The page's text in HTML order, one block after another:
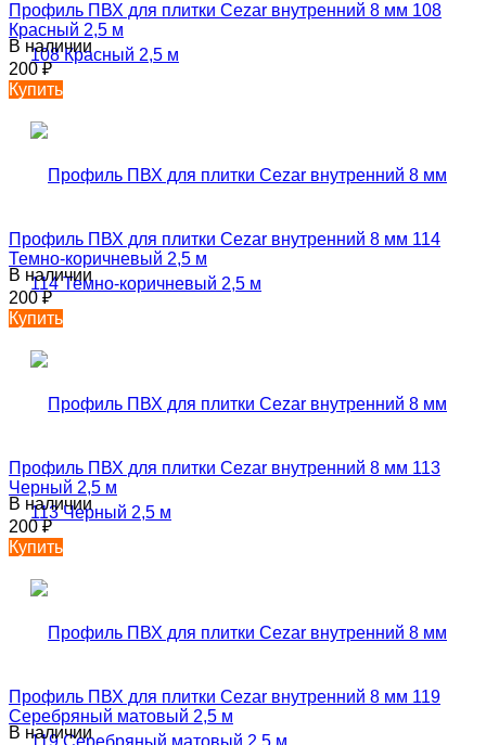
Профиль ПВХ для плитки Cezar внутренний 8 мм 108
Красный 2,5 м
В наличии
200₽
Купить
Профиль ПВХ для плитки Cezar внутренний 8 мм 114
Темно-коричневый 2,5 м
В наличии
200₽
Купить
Профиль ПВХ для плитки Cezar внутренний 8 мм 113
Черный 2,5 м
В наличии
200₽
Купить
Профиль ПВХ для плитки Cezar внутренний 8 мм 119
Серебряный матовый 2,5 м
В наличии